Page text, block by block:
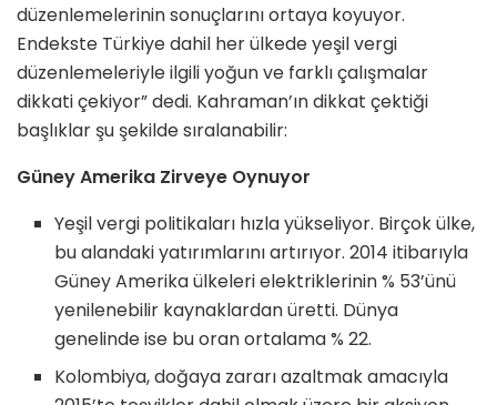
düzenlemelerinin sonuçlarını ortaya koyuyor.
Endekste Türkiye dahil her ülkede yeşil vergi
düzenlemeleriyle ilgili yoğun ve farklı çalışmalar
dikkati çekiyor” dedi. Kahraman’ın dikkat çektiği
başlıklar şu şekilde sıralanabilir:
Güney Amerika Zirveye Oynuyor
Yeşil vergi politikaları hızla yükseliyor. Birçok ülke,
bu alandaki yatırımlarını artırıyor. 2014 itibarıyla
Güney Amerika ülkeleri elektriklerinin % 53’ünü
yenilenebilir kaynaklardan üretti. Dünya
genelinde ise bu oran ortalama % 22.
Kolombiya, doğaya zararı azaltmak amacıyla